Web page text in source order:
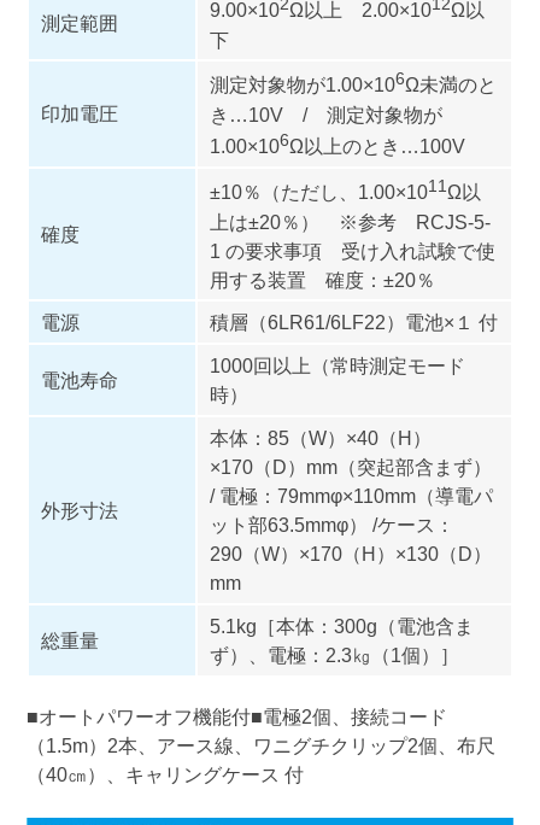
測定範囲
9.00×102Ω以上 2.00×1012Ω以
下
印加電圧
測定対象物が1.00×106Ω未満のと
き…10V / 測定対象物が
1.00×106Ω以上のとき…100V
確度
±10％（ただし、1.00×1011Ω以
上は±20％） ※参考 RCJS-5-
1 の要求事項 受け入れ試験で使
用する装置 確度：±20％
電源
積層（6LR61/6LF22）電池×１ 付
電池寿命
1000回以上（常時測定モード
時）
外形寸法
本体：85（W）×40（H）
×170（D）mm（突起部含まず）
/ 電極：79mmφ×110mm（導電パ
ット部63.5mmφ） /ケース：
290（W）×170（H）×130（D）
mm
総重量
5.1kg［本体：300g（電池含ま
ず）、電極：2.3㎏（1個）］
■オートパワーオフ機能付■電極2個、接続コード
（1.5m）2本、アース線、ワニグチクリップ2個、布尺
（40㎝）、キャリングケース 付